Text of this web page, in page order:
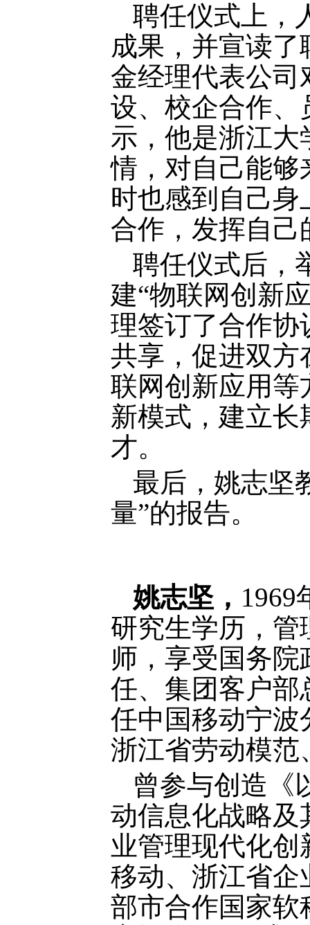
聘任仪式上，
成果，并宣读
金经理代表公
设、校企合作、
示，他是浙江大
情，对自己能够
时也感到自己
合作，发挥自
聘任仪式后，
建“物联网创新
理签订了合作协
共享，促进双方
联网创新应用等
新模式，建立
才。
最后，姚志坚
量”的报告。
姚志坚， 1969
研究生学历，管
师，享受国务
任、集团客户部
任中国移动宁波
浙江省劳动模范
曾参与创造《
动信息化战略及
业管理现代化
移动、浙江省企
部市合作国家软